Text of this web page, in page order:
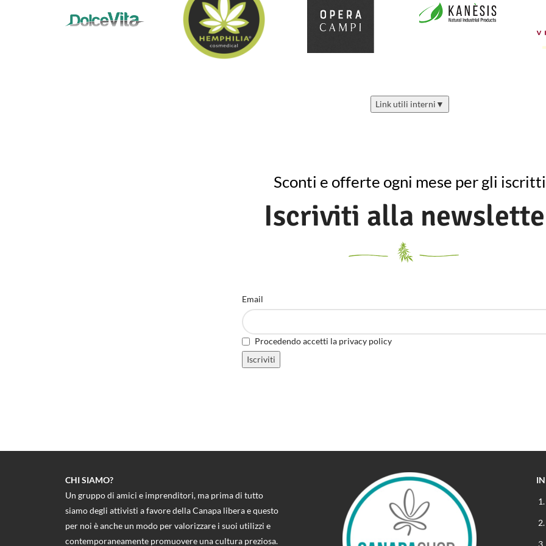
Link utili interni ▼
Sconti e offerte ogni mese per gli iscritti
Iscriviti alla
Email
Procedendo accetti la privacy policy
CHI SIAMO?
Un gruppo di amici e imprenditori, ma prima di tutto
siamo degli attivisti a favore della Canapa libera e questo
per noi è anche un modo per valorizzare i suoi utilizzi e
contemporaneamente promuovere una cultura preziosa.